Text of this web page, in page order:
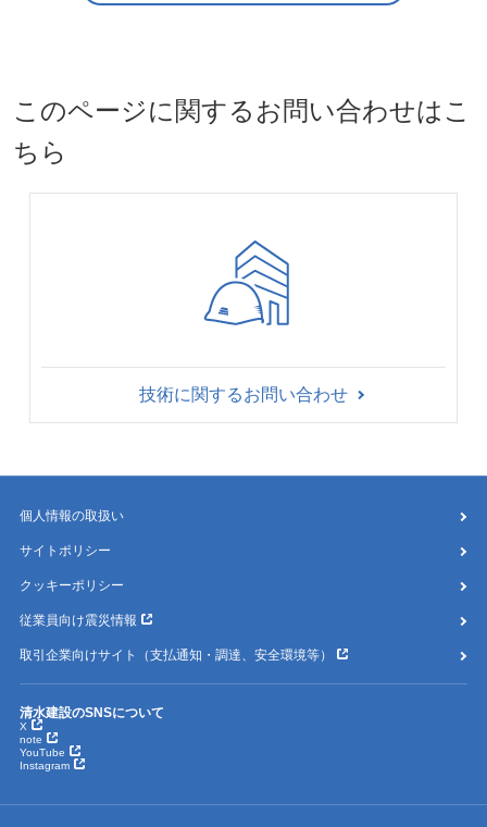
このページに関するお問い合わせはこ
ちら
技術に関するお問い合わせ
個人情報の取扱い
サイトポリシー
クッキーポリシー
従業員向け震災情報
取引企業向けサイト（支払通知・調達、安全環境等）
清水建設のSNSについて
X
note
YouTube
Instagram